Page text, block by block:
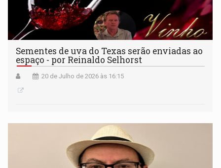
Sementes de uva do Texas serão enviadas ao
espaço - por Reinaldo Selhorst
20 de Julho de 2026 às 16:15